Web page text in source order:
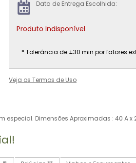
Data de Entrega Escolhida:
Produto Indisponível
* Tolerância de ±30 min por fatores
Veja os Termos de Uso
Dimensões Aproximadas : 40 A x